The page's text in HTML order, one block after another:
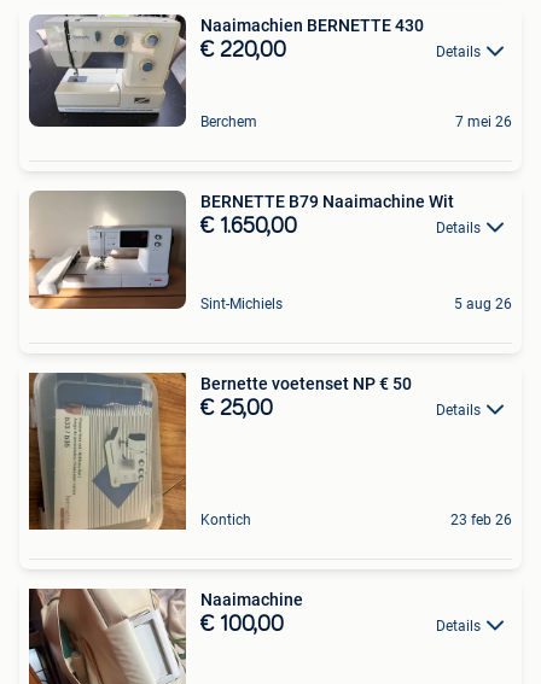
Naaimachien BERNETTE 430
€ 220,00 Details
Berchem 7 mei 26
BERNETTE B79 Naaimachine Wit
€ 1.650,00 Details
Sint-Michiels 5 aug 26
Bernette voetenset NP € 50
€ 25,00 Details
Kontich 23 feb 26
Naaimachine
€ 100,00 Details